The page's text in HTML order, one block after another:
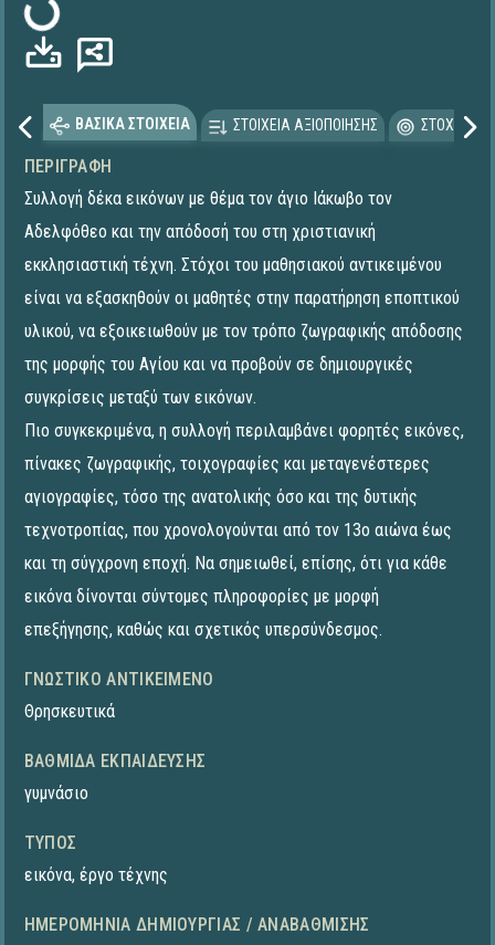
Φόρτωση...
ΒΑΣΙΚΑ ΣΤΟΙΧΕΙΑ ΣΤΟΙΧΕΙΑ ΑΞΙΟΠΟΙΗΣΗΣ
ΠΕΡΙΓΡΑΦΉ
Συλλογή δέκα εικόνων με θέμα τον άγιο Ιάκωβο τον
Αδελφόθεο και την απόδοσή του στη χριστιανική
εκκλησιαστική τέχνη. Στόχοι του μαθησιακού αντικειμένου
είναι να εξασκηθούν οι μαθητές στην παρατήρηση εποπτικού
υλικού, να εξοικειωθούν με τον τρόπο ζωγραφικής απόδοσης
της μορφής του Αγίου και να προβούν σε δημιουργικές
συγκρίσεις μεταξύ των εικόνων.
Πιο συγκεκριμένα, η συλλογή περιλαμβάνει φορητές εικόνες,
πίνακες ζωγραφικής, τοιχογραφίες και μεταγενέστερες
αγιογραφίες, τόσο της ανατολικής όσο και της δυτικής
τεχνοτροπίας, που χρονολογούνται από τον 13ο αιώνα έως
και τη σύγχρονη εποχή. Να σημειωθεί, επίσης, ότι για κάθε
εικόνα δίνονται σύντομες πληροφορίες με μορφή
επεξήγησης, καθώς και σχετικός υπερσύνδεσμος.
ΓΝΩΣΤΙΚΌ ΑΝΤΙΚΕΊΜΕΝΟ
Θρησκευτικά
ΒΑΘΜΊΔΑ ΕΚΠΑΊΔΕΥΣΗΣ
γυμνάσιο
ΤΎΠΟΣ
εικόνα, έργο τέχνης
ΗΜΕΡΟΜΗΝΊΑ ΔΗΜΙΟΥΡΓΊΑΣ / ΑΝΑΒΆΘΜΙΣΗΣ